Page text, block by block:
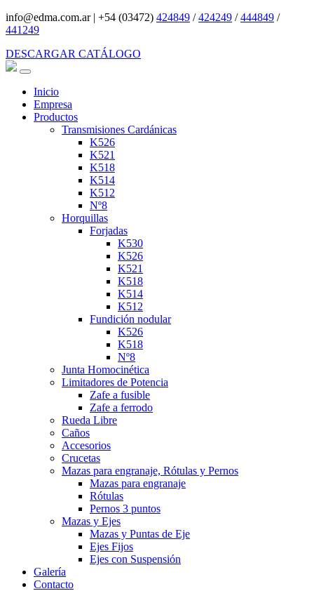
info@edma.com.ar| +54 (03472) 424849 /424249 /444849 /
441249
DESCARGAR CATÁLOGO
Inicio
Empresa
Productos
Transmisiones Cardánicas
K526
K521
K518
K514
K512
Nº8
Horquillas
Forjadas
K530
K526
K521
K518
K514
K512
Fundición nodular
K526
K518
Nº8
Junta Homocinética
Limitadores de Potencia
Zafe a fusible
Zafe a ferrodo
Rueda Libre
Caños
Accesorios
Crucetas
Mazas para engranaje, Rótulas y Pernos
Mazas para engranaje
Rótulas
Pernos 3 puntos
Mazas y Ejes
Mazas y Puntas de Eje
Ejes Fijos
Ejes con Suspensión
Galería
Contacto